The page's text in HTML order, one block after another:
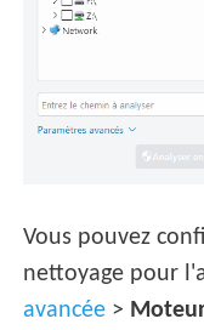
Vous pouvez
nettoyage pour
avancée >